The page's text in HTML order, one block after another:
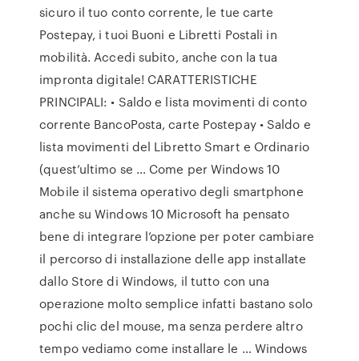
sicuro il tuo conto corrente, le tue carte
Postepay, i tuoi Buoni e Libretti Postali in
mobilità. Accedi subito, anche con la tua
impronta digitale! CARATTERISTICHE
PRINCIPALI: • Saldo e lista movimenti di conto
corrente BancoPosta, carte Postepay • Saldo e
lista movimenti del Libretto Smart e Ordinario
(quest’ultimo se … Come per Windows 10
Mobile il sistema operativo degli smartphone
anche su Windows 10 Microsoft ha pensato
bene di integrare l’opzione per poter cambiare
il percorso di installazione delle app installate
dallo Store di Windows, il tutto con una
operazione molto semplice infatti bastano solo
pochi clic del mouse, ma senza perdere altro
tempo vediamo come installare le … Windows